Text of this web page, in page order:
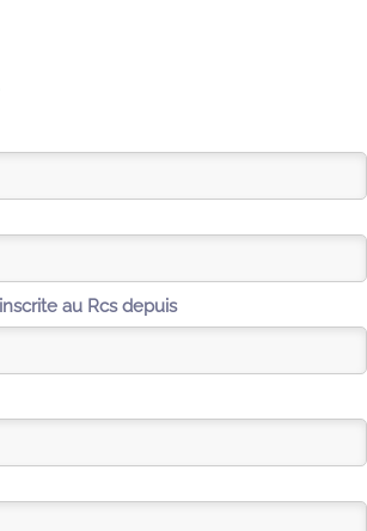
au Rcs depuis